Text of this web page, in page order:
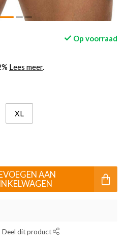
Op voorraad
Lees meer.
XL
AAN
Deel dit product